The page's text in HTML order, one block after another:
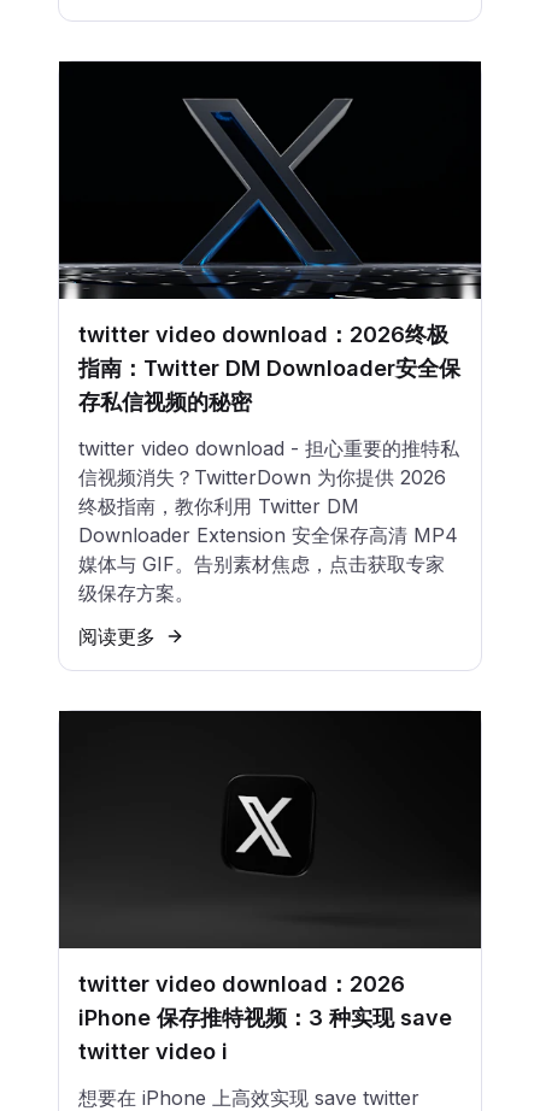
twitter video download：2026终极
指南：Twitter DM Downloader安全保
存私信视频的秘密
twitter video download - 担心重要的推特私
信视频消失？TwitterDown 为你提供 2026
终极指南，教你利用 Twitter DM
Downloader Extension 安全保存高清 MP4
媒体与 GIF。告别素材焦虑，点击获取专家
级保存方案。
阅读更多
twitter video download：2026
iPhone 保存推特视频：3 种实现 save
twitter video i
想要在 iPhone 上高效实现 save twitter